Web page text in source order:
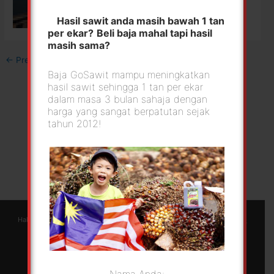
← Previous Media
Hakcipta © 2026 GoSawit | Green Foliar Agrotech Sdn Bhd |Berjayaweb
Hasil sawit anda masih bawah 1 tan
per ekar? Beli baja mahal tapi hasil
masih sama?
Baja GoSawit mampu meningkatkan
hasil sawit sehingga 1 tan per ekar
dalam masa 3 bulan sahaja dengan
harga yang sangat berpatutan sejak
tahun 2012!